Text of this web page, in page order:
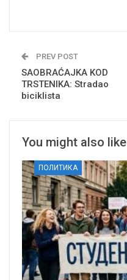
PREV POST
SAOBRAĆAJKA KOD
TRSTENIKA: Stradao
biciklista
You might also like
ПОЛИТИКА